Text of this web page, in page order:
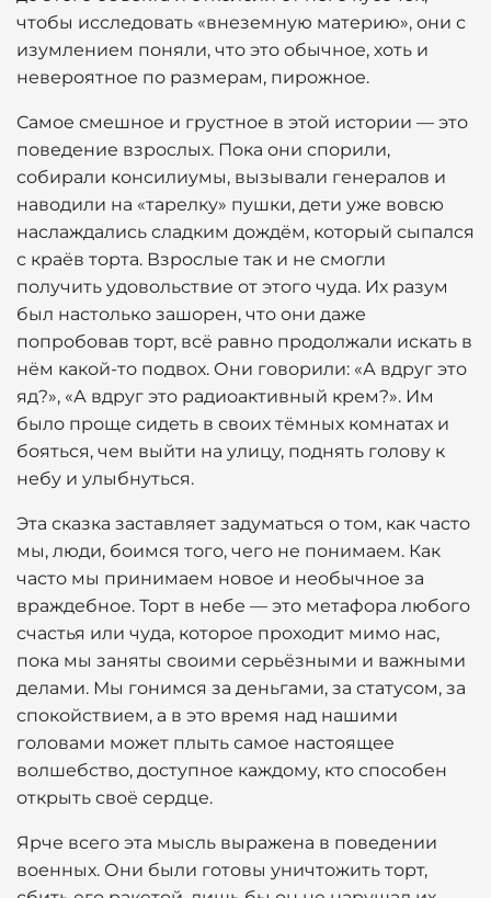
чтобы исследовать «внеземную материю», они с
изумлением поняли, что это обычное, хоть и
невероятное по размерам, пирожное.
Самое смешное и грустное в этой истории — это
поведение взрослых. Пока они спорили,
собирали консилиумы, вызывали генералов и
наводили на «тарелку» пушки, дети уже вовсю
наслаждались сладким дождём, который сыпался
с краёв торта. Взрослые так и не смогли
получить удовольствие от этого чуда. Их разум
был настолько зашорен, что они даже
попробовав торт, всё равно продолжали искать в
нём какой-то подвох. Они говорили: «А вдруг это
яд?», «А вдруг это радиоактивный крем?». Им
было проще сидеть в своих тёмных комнатах и
бояться, чем выйти на улицу, поднять голову к
небу и улыбнуться.
Эта сказка заставляет задуматься о том, как часто
мы, люди, боимся того, чего не понимаем. Как
часто мы принимаем новое и необычное за
враждебное. Торт в небе — это метафора любого
счастья или чуда, которое проходит мимо нас,
пока мы заняты своими серьёзными и важными
делами. Мы гонимся за деньгами, за статусом, за
спокойствием, а в это время над нашими
головами может плыть самое настоящее
волшебство, доступное каждому, кто способен
открыть своё сердце.
Ярче всего эта мысль выражена в поведении
военных. Они были готовы уничтожить торт,